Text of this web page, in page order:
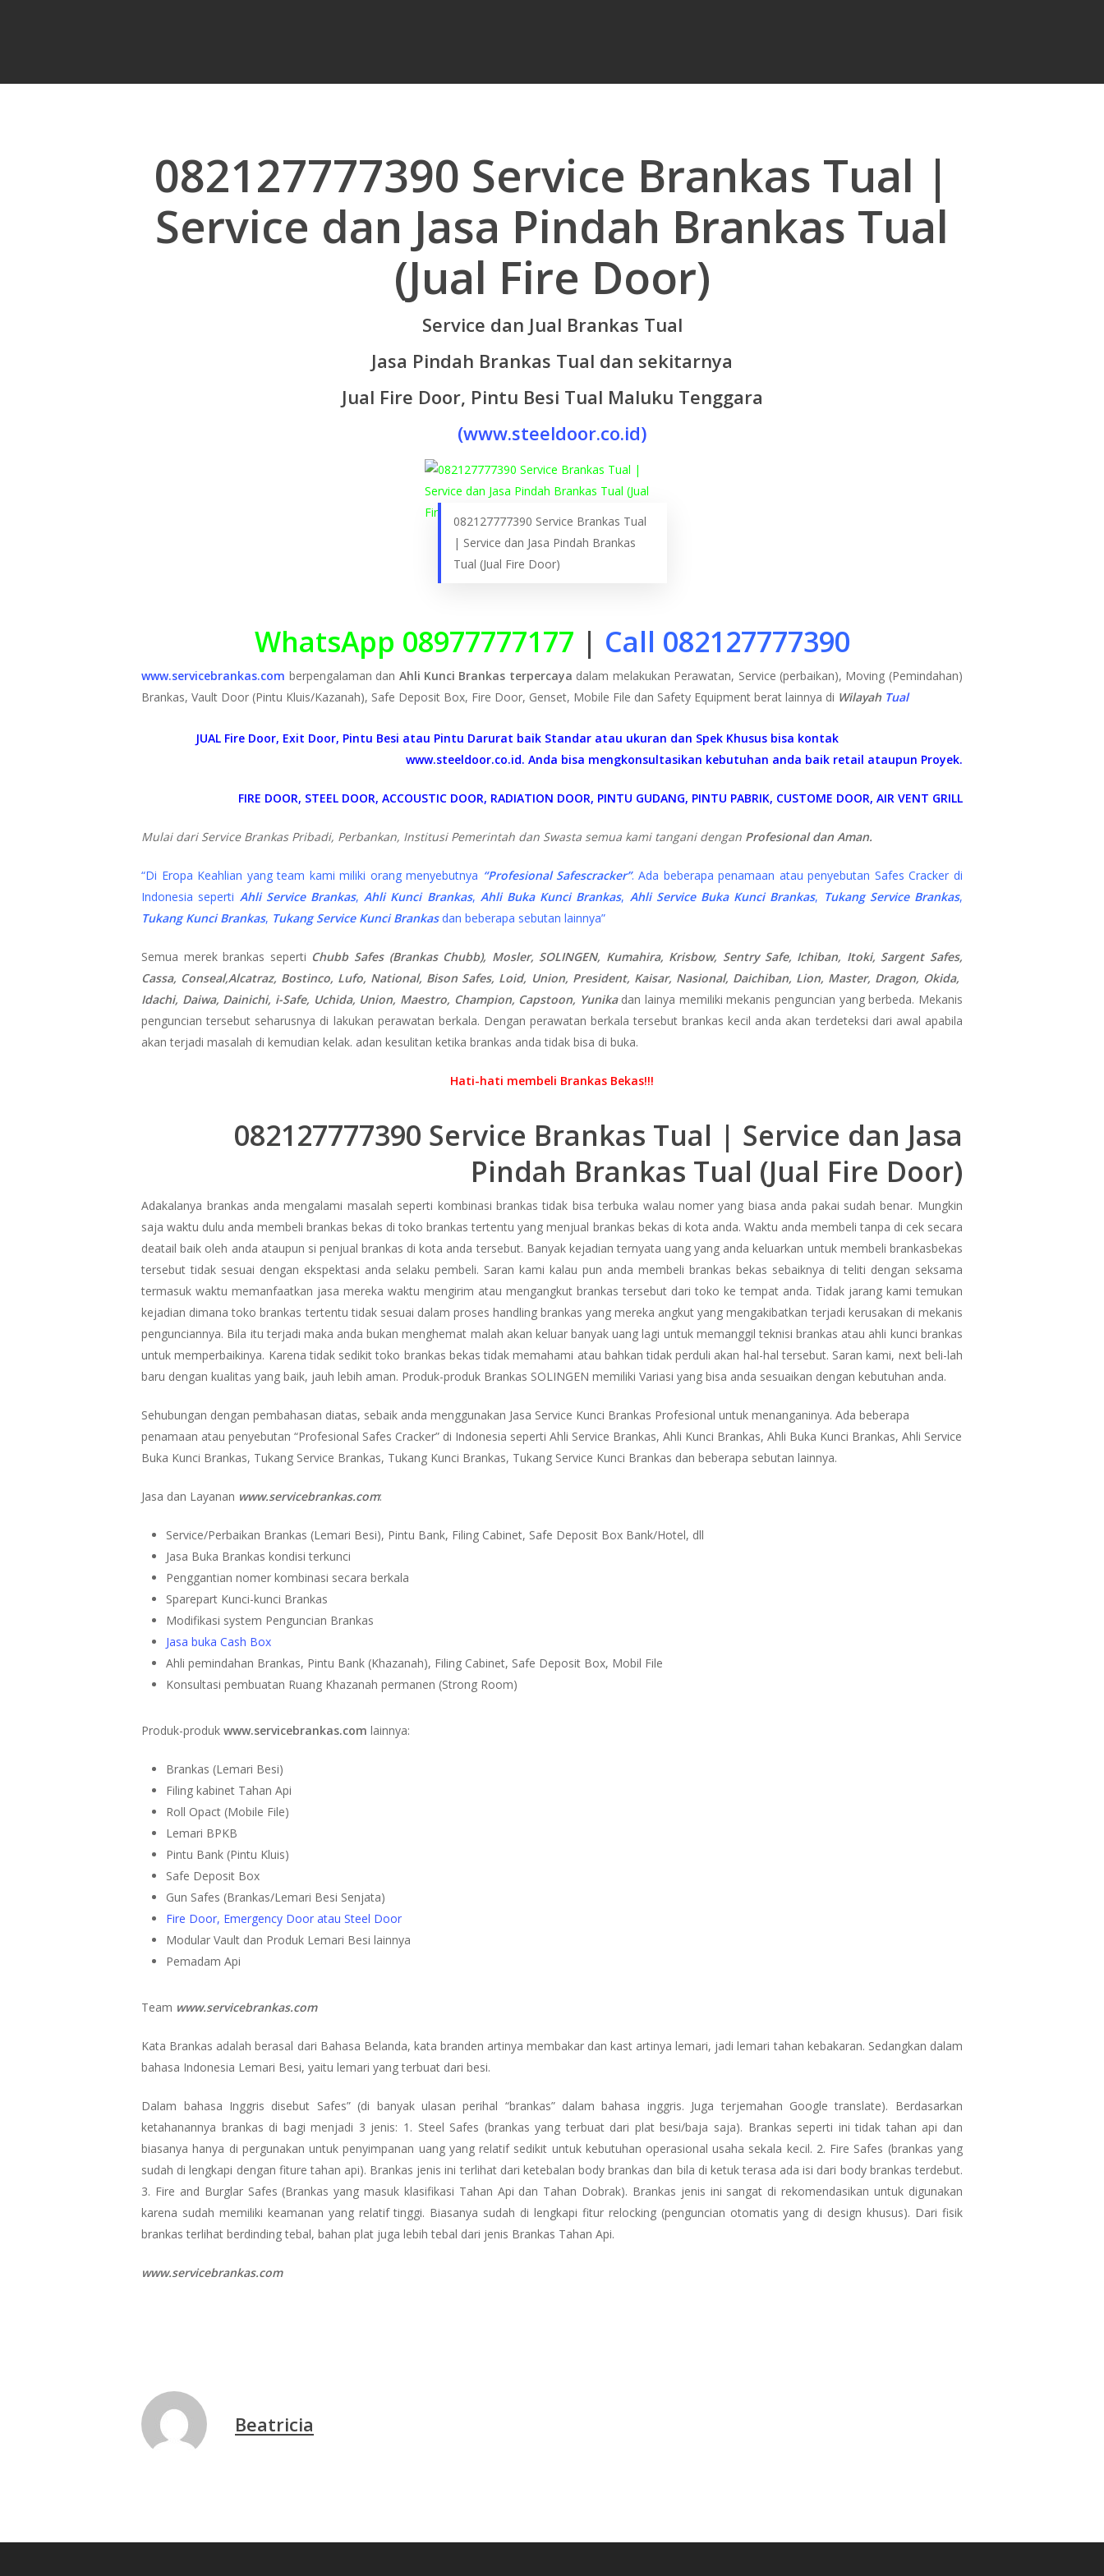
082127777390 Service Brankas Tual |
Service dan Jasa Pindah Brankas Tual
(Jual Fire Door)
Service dan Jual Brankas Tual
Jasa Pindah Brankas Tual dan sekitarnya
Jual Fire Door, Pintu Besi Tual Maluku Tenggara
(www.steeldoor.co.id)
082127777390 Service Brankas Tual
| Service dan Jasa Pindah Brankas
Tual (Jual Fire Door)
WhatsApp 08977777177 | Call 082127777390
www.servicebrankas.com berpengalaman dan Ahli Kunci Brankas terpercaya dalam melakukan Perawatan, Service (perbaikan), Moving (Pemindahan)
Brankas, Vault Door (Pintu Kluis/Kazanah), Safe Deposit Box, Fire Door, Genset, Mobile File dan Safety Equipment berat lainnya di Wilayah Tual
JUAL Fire Door, Exit Door, Pintu Besi atau Pintu Darurat baik Standar atau ukuran dan Spek Khusus bisa kontak
www.steeldoor.co.id. Anda bisa mengkonsultasikan kebutuhan anda baik retail ataupun Proyek.
FIRE DOOR, STEEL DOOR, ACCOUSTIC DOOR, RADIATION DOOR, PINTU GUDANG, PINTU PABRIK, CUSTOME DOOR, AIR VENT GRILL
Mulai dari Service Brankas Pribadi, Perbankan, Institusi Pemerintah dan Swasta semua kami tangani dengan Profesional dan Aman.
“Di Eropa Keahlian yang team kami miliki orang menyebutnya “Profesional Safescracker”. Ada beberapa penamaan atau penyebutan Safes Cracker di
Indonesia seperti Ahli Service Brankas,Ahli Kunci Brankas, Ahli Buka Kunci Brankas, Ahli Service Buka Kunci Brankas, Tukang Service Brankas,
Tukang Kunci Brankas, Tukang Service Kunci Brankasdan beberapa sebutan lainnya”
Semua merek brankas seperti Chubb Safes (Brankas Chubb), Mosler, SOLINGEN, Kumahira, Krisbow, Sentry Safe, Ichiban, Itoki, Sargent Safes,
Cassa, Conseal,Alcatraz, Bostinco, Lufo, National, Bison Safes, Loid, Union, President, Kaisar, Nasional, Daichiban, Lion, Master, Dragon, Okida,
Idachi, Daiwa, Dainichi, i-Safe, Uchida, Union, Maestro, Champion, Capstoon, Yunikadan lainya memiliki mekanis penguncian yang berbeda. Mekanis
penguncian tersebut seharusnya di lakukan perawatan berkala. Dengan perawatan berkala tersebut brankas kecil anda akan terdeteksi dari awal apabila
akan terjadi masalah di kemudian kelak. adan kesulitan ketika brankas anda tidak bisa di buka.
Hati-hati membeli Brankas Bekas!!!
082127777390 Service Brankas Tual | Service dan Jasa
Pindah Brankas Tual (Jual Fire Door)
Adakalanya brankas anda mengalami masalah seperti kombinasi brankas tidak bisa terbuka walau nomer yang biasa anda pakai sudah benar. Mungkin
saja waktu dulu anda membeli brankas bekas di toko brankas tertentu yang menjual brankas bekas di kota anda. Waktu anda membeli tanpa di cek secara
deatail baik oleh anda ataupun si penjual brankas di kota anda tersebut. Banyak kejadian ternyata uang yang anda keluarkan untuk membeli brankasbekas
tersebut tidak sesuai dengan ekspektasi anda selaku pembeli. Saran kami kalau pun anda membeli brankas bekas sebaiknya di teliti dengan seksama
termasuk waktu memanfaatkan jasa mereka waktu mengirim atau mengangkut brankas tersebut dari toko ke tempat anda. Tidak jarang kami temukan
kejadian dimana toko brankas tertentu tidak sesuai dalam proses handling brankas yang mereka angkut yang mengakibatkan terjadi kerusakan di mekanis
pengunciannya. Bila itu terjadi maka anda bukan menghemat malah akan keluar banyak uang lagi untuk memanggil teknisi brankas atau ahli kunci brankas
untuk memperbaikinya. Karena tidak sedikit toko brankas bekas tidak memahami atau bahkan tidak perduli akan hal-hal tersebut. Saran kami, next beli-lah
baru dengan kualitas yang baik, jauh lebih aman. Produk-produk Brankas SOLINGEN memiliki Variasi yang bisa anda sesuaikan dengan kebutuhan anda.
Sehubungan dengan pembahasan diatas, sebaik anda menggunakan Jasa Service Kunci Brankas Profesional untuk menanganinya. Ada beberapa
penamaan atau penyebutan “Profesional Safes Cracker” di Indonesia seperti Ahli Service Brankas, Ahli Kunci Brankas, Ahli Buka Kunci Brankas, Ahli Service
Buka Kunci Brankas, Tukang Service Brankas, Tukang Kunci Brankas, Tukang Service Kunci Brankas dan beberapa sebutan lainnya.
Jasa dan Layanan www.servicebrankas.com:
Service/Perbaikan Brankas (Lemari Besi), Pintu Bank, Filing Cabinet, Safe Deposit Box Bank/Hotel, dll
Jasa Buka Brankas kondisi terkunci
Penggantian nomer kombinasi secara berkala
Sparepart Kunci-kunci Brankas
Modifikasi system Penguncian Brankas
Jasa buka Cash Box
Ahli pemindahan Brankas, Pintu Bank (Khazanah), Filing Cabinet, Safe Deposit Box, Mobil File
Konsultasi pembuatan Ruang Khazanah permanen (Strong Room)
Produk-produkwww.servicebrankas.com lainnya:
Brankas (Lemari Besi)
Filing kabinet Tahan Api
Roll Opact (Mobile File)
Lemari BPKB
Pintu Bank (Pintu Kluis)
Safe Deposit Box
Gun Safes (Brankas/Lemari Besi Senjata)
Fire Door, Emergency Door atau Steel Door
Modular Vault dan Produk Lemari Besi lainnya
Pemadam Api
Team www.servicebrankas.com
Kata Brankas adalah berasal dari Bahasa Belanda, kata branden artinya membakar dan kast artinya lemari, jadi lemari tahan kebakaran. Sedangkan dalam
bahasa Indonesia Lemari Besi, yaitu lemari yang terbuat dari besi.
Dalam bahasa Inggris disebut Safes” (di banyak ulasan perihal “brankas” dalam bahasa inggris. Juga terjemahan Google translate). Berdasarkan
ketahanannya brankas di bagi menjadi 3 jenis: 1. Steel Safes (brankas yang terbuat dari plat besi/baja saja). Brankas seperti ini tidak tahan api dan
biasanya hanya di pergunakan untuk penyimpanan uang yang relatif sedikit untuk kebutuhan operasional usaha sekala kecil. 2. Fire Safes (brankas yang
sudah di lengkapi dengan fiture tahan api). Brankas jenis ini terlihat dari ketebalan body brankas dan bila di ketuk terasa ada isi dari body brankas terdebut.
3. Fire and Burglar Safes (Brankas yang masuk klasifikasi Tahan Api dan Tahan Dobrak). Brankas jenis ini sangat di rekomendasikan untuk digunakan
karena sudah memiliki keamanan yang relatif tinggi. Biasanya sudah di lengkapi fitur relocking (penguncian otomatis yang di design khusus). Dari fisik
brankas terlihat berdinding tebal, bahan plat juga lebih tebal dari jenis Brankas Tahan Api.
www.servicebrankas.com
Beatricia